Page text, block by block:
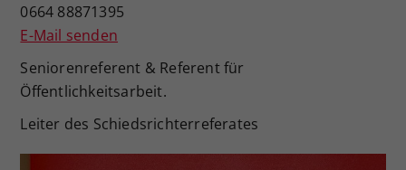
0664 88871395
E-Mail senden
Seniorenreferent & Referent für
Öffentlichkeitsarbeit.
Leiter des Schiedsrichterreferates